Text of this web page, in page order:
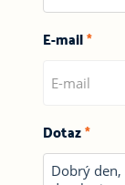
E-mail*
Dotaz*